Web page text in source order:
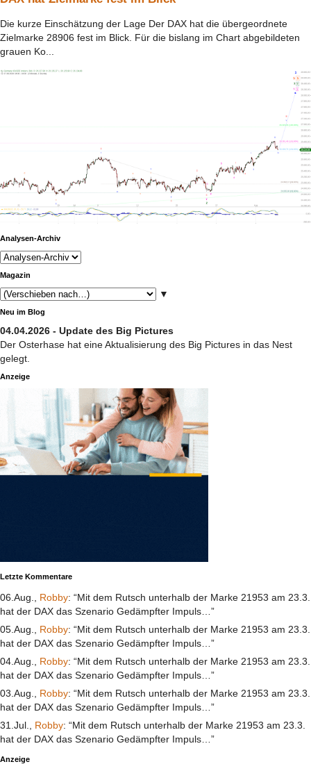
Die kurze Einschätzung der Lage Der DAX hat die übergeordnete
Zielmarke 28906 fest im Blick. Für die bislang im Chart abgebildeten
grauen Ko...
Analysen-Archiv
Magazin
▼
Neu im Blog
04.04.2026 - Update des Big Pictures
Der Osterhase hat eine Aktualisierung des Big Pictures in das Nest
gelegt.
Anzeige
Letzte Kommentare
06.Aug., Robby: “Mit dem Rutsch unterhalb der Marke 21953 am 23.3.
hat der DAX das Szenario Gedämpfter Impuls…”
05.Aug., Robby: “Mit dem Rutsch unterhalb der Marke 21953 am 23.3.
hat der DAX das Szenario Gedämpfter Impuls…”
04.Aug., Robby: “Mit dem Rutsch unterhalb der Marke 21953 am 23.3.
hat der DAX das Szenario Gedämpfter Impuls…”
03.Aug., Robby: “Mit dem Rutsch unterhalb der Marke 21953 am 23.3.
hat der DAX das Szenario Gedämpfter Impuls…”
31.Jul., Robby: “Mit dem Rutsch unterhalb der Marke 21953 am 23.3.
hat der DAX das Szenario Gedämpfter Impuls…”
Anzeige